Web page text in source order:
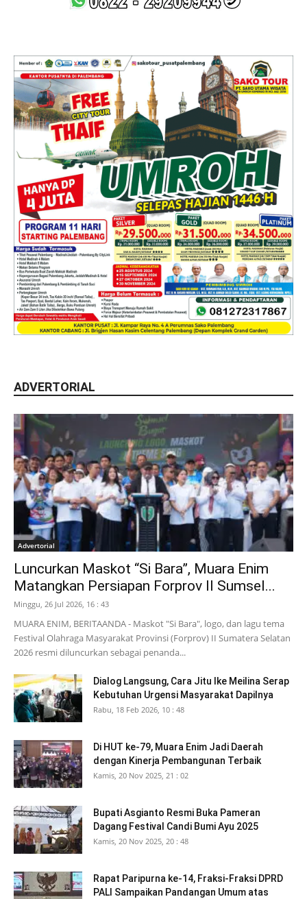
ADVERTORIAL
Advertorial
Luncurkan Maskot “Si Bara”, Muara Enim
Matangkan Persiapan Forprov II Sumsel...
Minggu, 26 Jul 2026, 16 : 43
MUARA ENIM, BERITAANDA - Maskot "Si Bara", logo, dan lagu tema
Festival Olahraga Masyarakat Provinsi (Forprov) II Sumatera Selatan
2026 resmi diluncurkan sebagai penanda...
Dialog Langsung, Cara Jitu Ike Meilina Serap
Kebutuhan Urgensi Masyarakat Dapilnya
Rabu, 18 Feb 2026, 10 : 48
Di HUT ke-79, Muara Enim Jadi Daerah
dengan Kinerja Pembangunan Terbaik
Kamis, 20 Nov 2025, 21 : 02
Bupati Asgianto Resmi Buka Pameran
Dagang Festival Candi Bumi Ayu 2025
Kamis, 20 Nov 2025, 20 : 48
Rapat Paripurna ke-14, Fraksi-Fraksi DPRD
PALI Sampaikan Pandangan Umum atas